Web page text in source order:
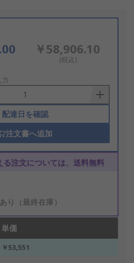
￥58,906.10
(税込)
配達日を確認
注文書へ追加
る注文については、送料無料
り（最終在庫）
単価
￥53,551